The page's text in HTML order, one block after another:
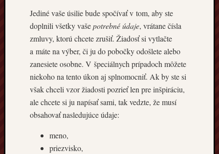
Jediné vaše úsilie bude spočívať v tom, aby ste
doplnili všetky vašepotrebné údaje, vrátane čísla
zmluvy, ktorú chcete zrušiť. Žiadosť si vytlačte
a máte na výber, či ju do pobočky odošlete alebo
zanesiete osobne. V špeciálnych prípadoch môžete
niekoho na tento úkon aj splnomocniť. Ak by ste si
však chceli vzor žiadosti pozrieť len pre inšpiráciu,
ale chcete si ju napísať sami, tak vedzte, že musí
obsahovať nasledujúce údaje:
meno,
priezvisko,